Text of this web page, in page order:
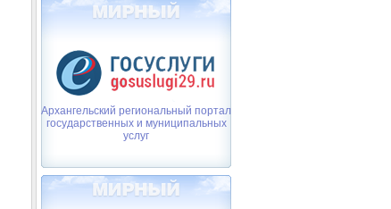
Архангельский региональный портал
государственных и муниципальных
услуг